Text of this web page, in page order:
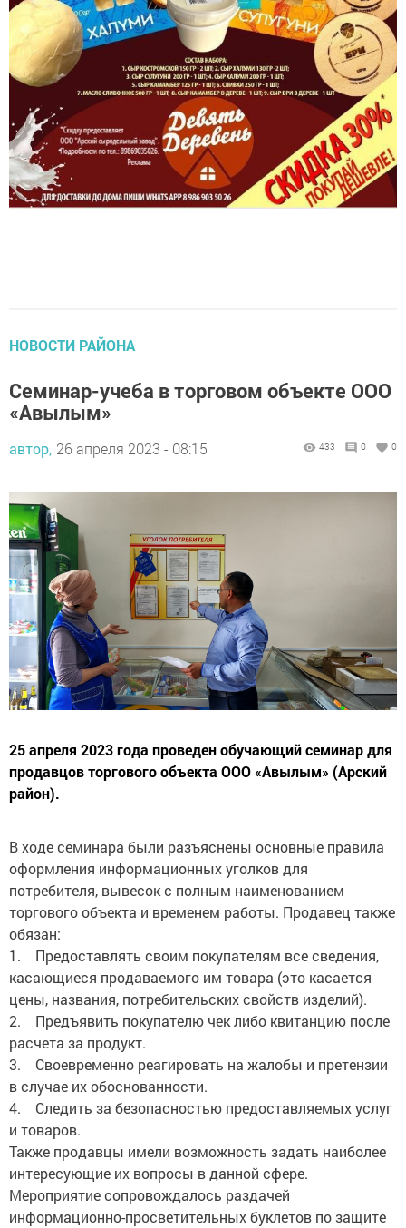
НОВОСТИ РАЙОНА
Семинар-учеба в торговом объекте ООО
«Авылым»
автор, 26 апреля 2023 - 08:15 433 0 0
25 апреля 2023 года проведен обучающий семинар для
продавцов торгового объекта ООО «Авылым» (Арский
район).
В ходе семинара были разъяснены основные правила
оформления информационных уголков для
потребителя, вывесок с полным наименованием
торгового объекта и временем работы. Продавец также
обязан:
1. Предоставлять своим покупателям все сведения,
касающиеся продаваемого им товара (это касается
цены, названия, потребительских свойств изделий).
2. Предъявить покупателю чек либо квитанцию после
расчета за продукт.
3. Своевременно реагировать на жалобы и претензии
в случае их обоснованности.
4. Следить за безопасностью предоставляемых услуг
и товаров.
Также продавцы имели возможность задать наиболее
интересующие их вопросы в данной сфере.
Мероприятие сопровождалось раздачей
информационно-просветительных буклетов по защите